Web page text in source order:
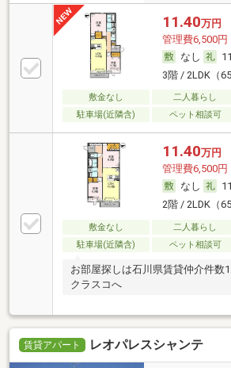
11.40万円
管理費6,500円
なし
3階 / 2LDK（
敷金なし 二人暮らし
駐車場(近隣含)
ペット相談可
11.40万円
管理費6,500円
なし
2階 / 2LDK（
敷金なし 二人暮らし
駐車場(近隣含)
ペット相談可
お部屋探しは石川県賃貸仲介件数
クラスコへ
賃貸アパート レオパレスシャンテ